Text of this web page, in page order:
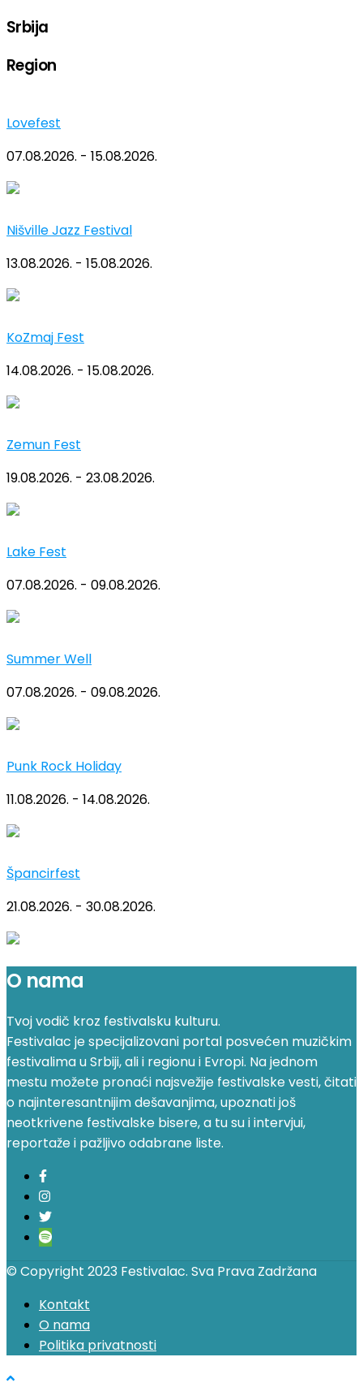
Srbija
Region
Lovefest
07.08.2026. - 15.08.2026.
Nišville Jazz Festival
13.08.2026. - 15.08.2026.
KoZmaj Fest
14.08.2026. - 15.08.2026.
Zemun Fest
19.08.2026. - 23.08.2026.
Lake Fest
07.08.2026. - 09.08.2026.
Summer Well
07.08.2026. - 09.08.2026.
Punk Rock Holiday
11.08.2026. - 14.08.2026.
Špancirfest
21.08.2026. - 30.08.2026.
O nama
Tvoj vodič kroz festivalsku kulturu.
Festivalac je specijalizovani portal posvećen muzičkim
festivalima u Srbiji, ali i regionu i Evropi. Na jednom
mestu možete pronaći najsvežije festivalske vesti, čitati
o najinteresantnijim dešavanjima, upoznati još
neotkrivene festivalske bisere, a tu su i intervjui,
reportaže i pažljivo odabrane liste.
© Copyright 2023 Festivalac. Sva Prava Zadržana
Kontakt
O nama
Politika privatnosti